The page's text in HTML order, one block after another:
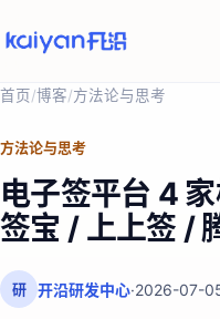
首页/博客/方法论与思考
方法论与思考
电子签平台 4
签宝 / 上上签 /
研 开沿研发中心·2026-07-